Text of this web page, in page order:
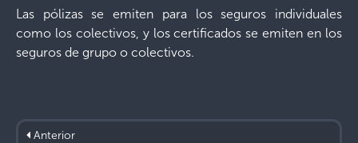
Las pólizas se emiten para los seguros individuales
como los colectivos, y los certificados se emiten en los
seguros de grupo o colectivos.
Anterior